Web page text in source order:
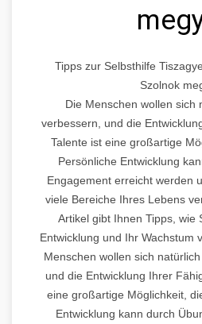
Tipps zur Selbsthilfe
Szolnok
Die Menschen wollen sich
verbessern, und die
Talente ist eine großartige
Persönliche Entwicklung
Engagement erreicht werden
viele Bereiche Ihres Lebens
Artikel gibt Ihnen Tipps, wie
Entwicklung und Ihr Wachstum
Menschen wollen sich
und die Entwicklung Ihrer
eine großartige Möglichkeit,
Entwicklung kann durch